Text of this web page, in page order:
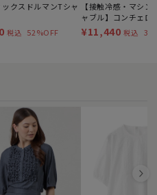
ックスドルマンTシャ
税込 52%OFF
【接触冷感・マシン
ャブル】コンチェロ
バーブラウス
¥11,440 税込